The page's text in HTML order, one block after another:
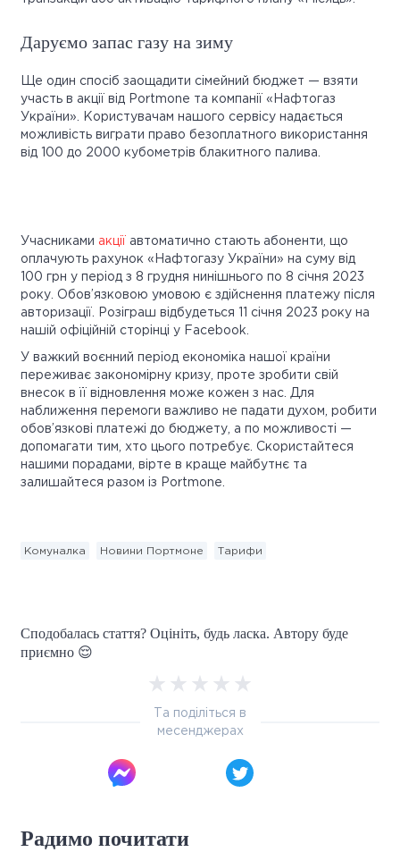
Даруємо запас газу на зиму
Ще один спосіб заощадити сімейний бюджет — взяти
участь в акції від Portmone та компанії «Нафтогаз
України». Користувачам нашого сервісу надається
можливість виграти право безоплатного використання
від 100 до 2000 кубометрів блакитного палива.
Учасниками акції автоматично стають абоненти, що
оплачують рахунок «Нафтогазу України» на суму від
100 грн у період з 8 грудня нинішнього по 8 січня 2023
року. Обов’язковою умовою є здійснення платежу після
авторизації. Розіграш відбудеться 11 січня 2023 року на
нашій офіційній сторінці у Facebook.
У важкий воєнний період економіка нашої країни
переживає закономірну кризу, проте зробити свій
внесок в її відновлення може кожен з нас. Для
наближення перемоги важливо не падати духом, робити
обов’язкові платежі до бюджету, а по можливості —
допомагати тим, хто цього потребує. Скористайтеся
нашими порадами, вірте в краще майбутнє та
залишайтеся разом із Portmone.
Комуналка Новини Портмоне Тарифи
Сподобалась стаття? Оцініть, будь ласка. Автору буде
приємно 😌
Та поділіться в
месенджерах
Радимо почитати